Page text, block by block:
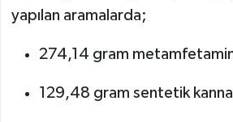
yapılan aramalarda;
274,14 gram
129,48 gram sentetik